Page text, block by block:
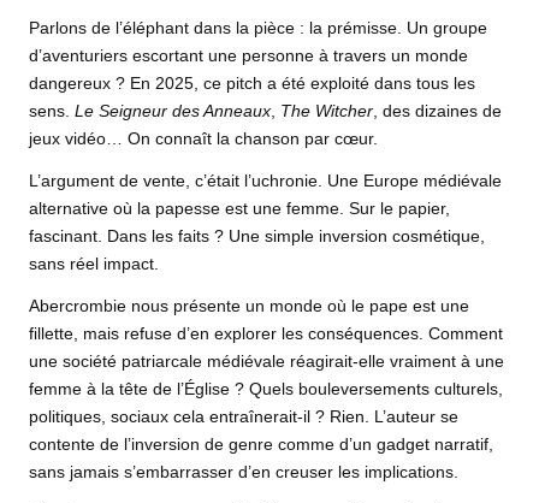
Parlons de l’éléphant dans la pièce : la prémisse. Un groupe
d’aventuriers escortant une personne à travers un monde
dangereux ? En 2025, ce pitch a été exploité dans tous les
sens. Le Seigneur des Anneaux The Witcher , des dizaines de
jeux vidéo … On connaît la chanson par cœur.
L’argument de vente, c’était l’uchronie. Une Europe médiévale
alternative où la papesse est une femme. Sur le papier,
fascinant. Dans les faits ? Une simple inversion cosmétique,
sans réel impact.
Abercrombie nous présente un monde où le pape est une
fillette, mais refuse d’en explorer les conséquences. Comment
une société patriarcale médiévale réagirait-elle vraiment à une
femme à la tête de l’Église ? Quels bouleversements culturels,
politiques, sociaux cela entraînerait-il ? Rien. L’auteur se
contente de l’inversion de genre comme d’un gadget narratif,
sans jamais s’embarrasser d’en creuser les implications.